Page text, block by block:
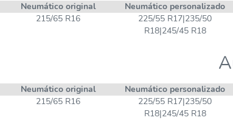
Neumático original Neumático personalizado
215/65 R16
225/55 R17|235/50
R18|245/45 R18
Neumático original Neumático personalizado
215/65 R16
225/55 R17|235/50
R18|245/45 R18